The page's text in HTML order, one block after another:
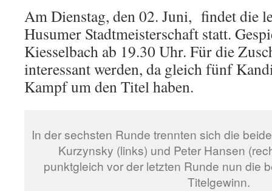
Am Dienstag, den 02. Juni, findet die
Husumer Stadtmeisterschaft statt.
Kiesselbach ab 19.30 Uhr. Für die
interessant werden, da gleich fünf
Kampf um den Titel haben.
In der sechsten Runde trennten sich die
Kurzynsky (links) und Peter Hansen
punktgleich vor der letzten Runde nun die
Titelgewinn.